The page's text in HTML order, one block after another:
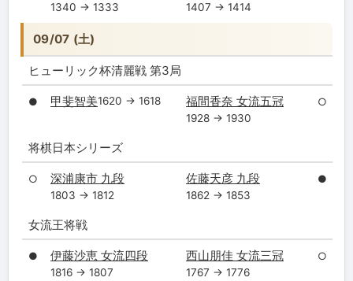
1340 → 1333 1407 → 1414
09/07 (土)
ヒューリック杯清麗戦 第3局
● 甲斐智美1620 → 1618 福間香奈 女流五冠
1928 → 1930
○
将棋日本シリーズ
○ 深浦康市 九段
1803 → 1812
佐藤天彦 九段
1862 → 1853
●
女流王将戦
● 伊藤沙恵 女流四段
1816 → 1807
西山朋佳 女流三冠
1767 → 1776
○